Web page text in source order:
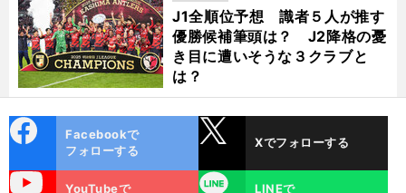
J1全順位予想 識者５人が推す
優勝候補筆頭は？ J2降格の憂
き目に遭いそうな３クラブと
は？
ok
Facebookで
フォローする
Xでフォローする
YouTubeで
LINE
LINEで